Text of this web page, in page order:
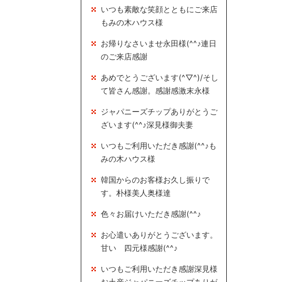
いつも素敵な笑顔とともにご来店
もみの木ハウス様
お帰りなさいませ永田様(^^♪連日
のご来店感謝
あめでとうございます(^▽^)/そし
て皆さん感謝。感謝感激末永様
ジャパニーズチップありがとうご
ざいます(^^♪深見様御夫妻
いつもご利用いただき感謝(^^♪も
みの木ハウス様
韓国からのお客様お久し振りで
す。朴様美人奥様達
色々お届けいただき感謝(^^♪
お心遣いありがとうございます。
甘い 四元様感謝(^^♪
いつもご利用いただき感謝深見様